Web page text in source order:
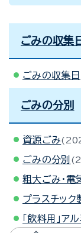
ごみの収集
ごみの収集日
ごみの分別
資源ごみ
ごみの分別
粗大ごみ・電
プラスチック
「飲料用」ア